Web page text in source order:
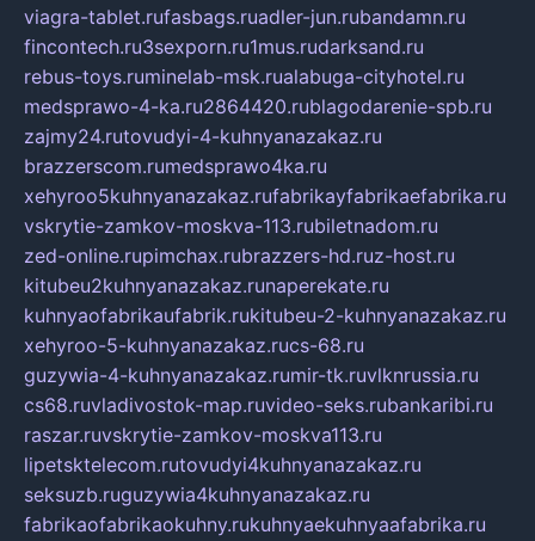
viagra-tablet.rufasbags.ruadler-jun.rubandamn.ru
fincontech.ru3sexporn.ru1mus.rudarksand.ru
rebus-toys.ruminelab-msk.rualabuga-cityhotel.ru
medsprawo-4-ka.ru2864420.rublagodarenie-spb.ru
zajmy24.rutovudyi-4-kuhnyanazakaz.ru
brazzerscom.rumedsprawo4ka.ru
xehyroo5kuhnyanazakaz.rufabrikayfabrikaefabrika.ru
vskrytie-zamkov-moskva-113.rubiletnadom.ru
zed-online.rupimchax.rubrazzers-hd.ruz-host.ru
kitubeu2kuhnyanazakaz.runaperekate.ru
kuhnyaofabrikaufabrik.rukitubeu-2-kuhnyanazakaz.ru
xehyroo-5-kuhnyanazakaz.rucs-68.ru
guzywia-4-kuhnyanazakaz.rumir-tk.ruvlknrussia.ru
cs68.ruvladivostok-map.ruvideo-seks.rubankaribi.ru
raszar.ruvskrytie-zamkov-moskva113.ru
lipetsktelecom.rutovudyi4kuhnyanazakaz.ru
seksuzb.ruguzywia4kuhnyanazakaz.ru
fabrikaofabrikaokuhny.rukuhnyaekuhnyaafabrika.ru